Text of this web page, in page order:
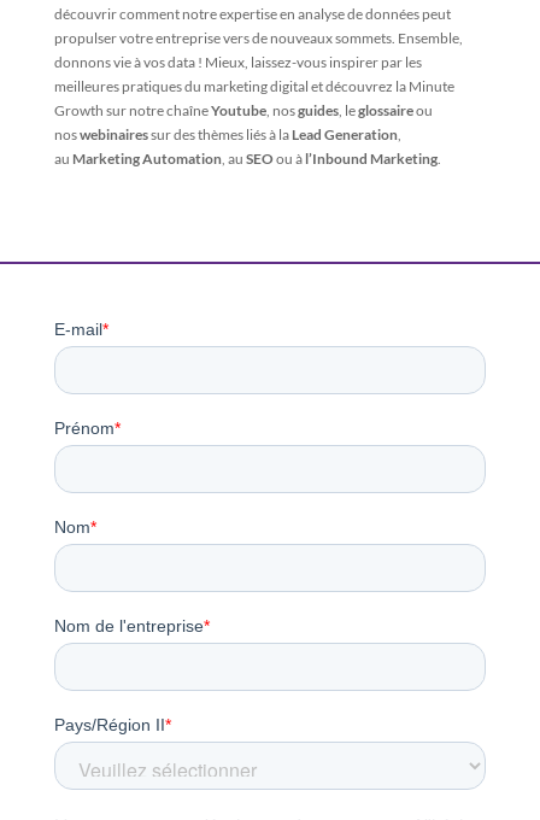
découvrir comment notre expertise en analyse de données peut
propulser votre entreprise vers de nouveaux sommets. Ensemble,
donnons vie à vos data ! Mieux, laissez-vous inspirer par les
meilleures pratiques du marketing digital et découvrez la Minute
Growth sur notre chaîneYoutube, nosguides, leglossaireou
noswebinairessur des thèmes liés à la Lead Generation,
au Marketing Automation, au SEO ou à l’Inbound Marketing.